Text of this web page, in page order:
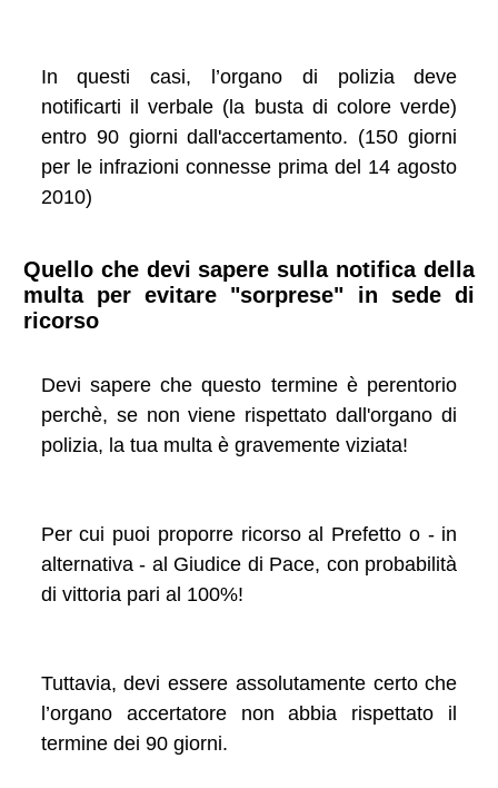
In questi casi, l’organo di polizia deve
notificarti il verbale (la busta di colore verde)
entro 90 giorni dall'accertamento. (150 giorni
per le infrazioni connesse prima del 14 agosto
2010)
Quello che devi sapere sulla notifica della
multa per evitare "sorprese" in sede di
ricorso
Devi sapere che questo termine è perentorio
perchè, se non viene rispettato dall'organo di
polizia, la tua multa è gravemente viziata!
Per cui puoi proporre ricorso al Prefetto o - in
alternativa - al Giudice di Pace, con probabilità
di vittoria pari al 100%!
Tuttavia, devi essere assolutamente certo che
l’organo accertatore non abbia rispettato il
termine dei 90 giorni.